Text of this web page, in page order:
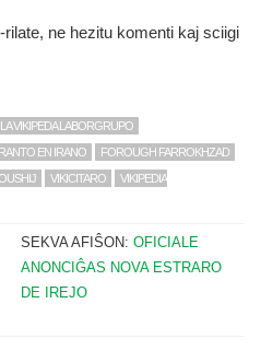
ne hezitu komenti kaj sciigi
LA VIKIPEDA LABORGRUPO
EN IRANO
FOROUGH FARROKHZAD
VIKICITARO
VIKIPEDIA
SEKVA AFIŜON:OFICIALE
ANONCIĜAS NOVA ESTRARO
DE IREJO